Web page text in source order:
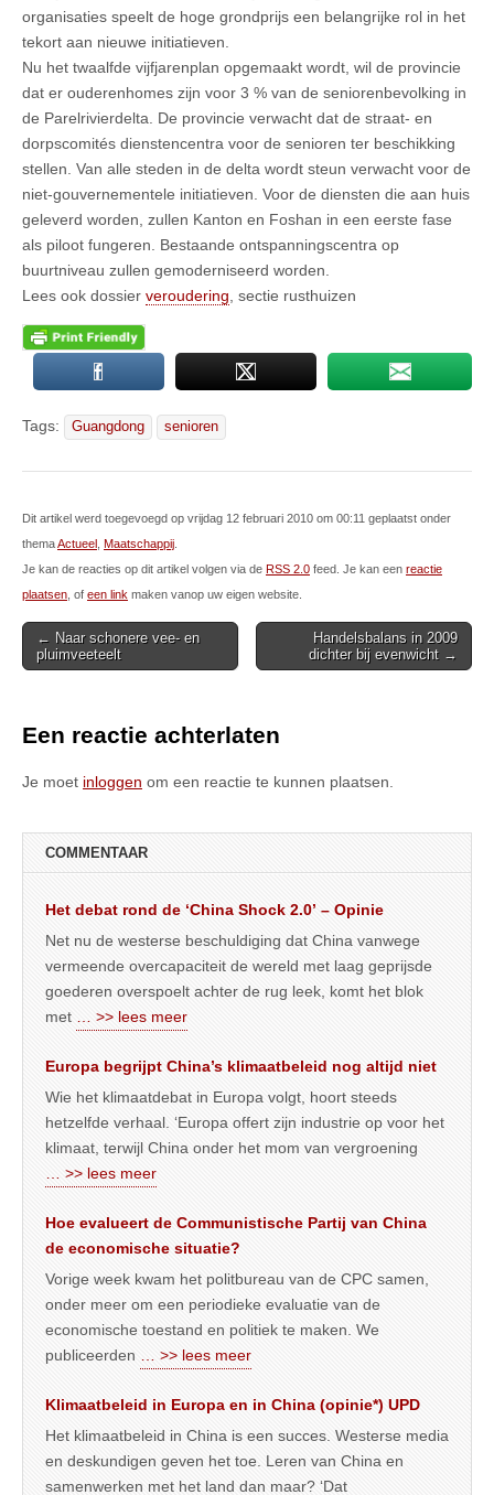
organisaties speelt de hoge grondprijs een belangrijke rol in het
tekort aan nieuwe initiatieven.
Nu het twaalfde vijfjarenplan opgemaakt wordt, wil de provincie
dat er ouderenhomes zijn voor 3 % van de seniorenbevolking in
de Parelrivierdelta. De provincie verwacht dat de straat- en
dorpscomités dienstencentra voor de senioren ter beschikking
stellen. Van alle steden in de delta wordt steun verwacht voor de
niet-gouvernementele initiatieven. Voor de diensten die aan huis
geleverd worden, zullen Kanton en Foshan in een eerste fase
als piloot fungeren. Bestaande ontspanningscentra op
buurtniveau zullen gemoderniseerd worden.
Lees ook dossier veroudering , sectie rusthuizen
Tags: Guangdong senioren
Dit artikel werd toegevoegd op vrijdag 12 februari 2010 om 00:11 geplaatst onder
themaActueel Maatschappij
Je kan de reacties op dit artikel volgen via de RSS 2.0 feed. Je kan een reactie
plaatsen , of een link maken vanop uw eigen website.
Post
navigation
← Naar schonere vee- en
pluimveeteelt
Handelsbalans in 2009
dichter bij evenwicht →
Een reactie achterlaten
Je moet inloggen om een reactie te kunnen plaatsen.
COMMENTAAR
Het debat rond de ‘China Shock 2.0’ – Opinie
Net nu de westerse beschuldiging dat China vanwege
vermeende overcapaciteit de wereld met laag geprijsde
goederen overspoelt achter de rug leek, komt het blok
met
… >> lees meer
Europa begrijpt China’s klimaatbeleid nog altijd niet
Wie het klimaatdebat in Europa volgt, hoort steeds
hetzelfde verhaal. ‘Europa offert zijn industrie op voor het
klimaat, terwijl China onder het mom van vergroening
… >> lees meer
Hoe evalueert de Communistische Partij van China
de economische situatie?
Vorige week kwam het politbureau van de CPC samen,
onder meer om een periodieke evaluatie van de
economische toestand en politiek te maken. We
publiceerden
… >> lees meer
Klimaatbeleid in Europa en in China (opinie*) UPD
Het klimaatbeleid in China is een succes. Westerse media
en deskundigen geven het toe. Leren van China en
samenwerken met het land dan maar? ‘Dat